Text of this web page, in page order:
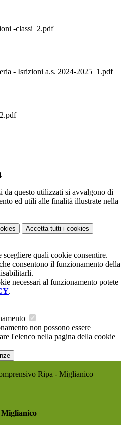
-classi_2.pdf
- Isrizioni a.s. 2024-2025_1.pdf
da questo utilizzati si avvalgono di
ed utili alle finalità illustrate nella
Accetta tutti i cookies
scegliere quali cookie consentire.
consentono il funzionamento della
necessari al funzionamento potete
.
non possono essere
l'elenco nella pagina della cookie
Ripa - Miglianico